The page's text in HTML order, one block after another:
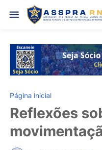
Página inicial
Reflexões